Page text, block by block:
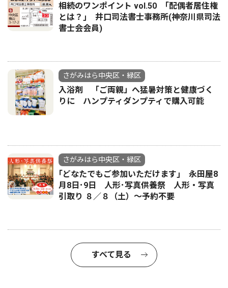
相続のワンポイント vol.50 ｢配偶者居住権
とは？｣ 井口司法書士事務所(神奈川県司法
書士会会員)
さがみはら中央区・緑区
入浴剤 「ご両親」へ猛暑対策と健康づく
りに ハンプティダンプティで購入可能
さがみはら中央区・緑区
｢どなたでもご参加いただけます｣ 永田屋8
月8日･9日 人形･写真供養祭 人形・写真
引取り ８／８（土）〜予約不要
すべて見る